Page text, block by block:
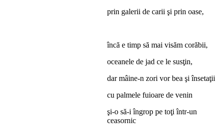
prin galerii de carii şi prin oase,
încă e timp să mai visăm corăbii,
oceanele de jad ce le susţin,
dar mâine-n zori vor bea şi însetaţii
cu palmele fuioare de venin
şi-o să-i îngrop pe toţi într-un
ceasornic